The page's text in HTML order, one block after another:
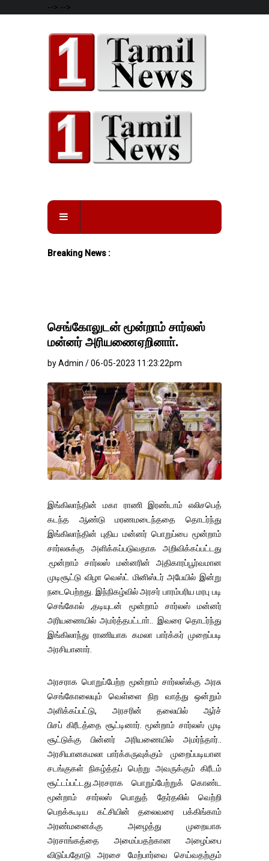
--> -->
Breaking News :
செங்கோலுடன் மூன்றாம் சார்லஸ்
மன்னர் அரியணைஏறினாா்.
by Admin / 06-05-2023 11:23:22pm
இங்கிலாந்தின் மகா ராணி இரண்டாம் எலிசபெத்
கடந்த ஆண்டு மரணமடைந்ததை தொடர்ந்து
இங்கிலாந்தின் புதிய மன்னர் பொறுப்பை மூன்றாம்
சார்லசுக்கு அளிக்கப்படுவதாக அறிவிக்கப்பட்டது
.மூன்றாம் சார்லஸ் மன்னரின் அதிகாரப்பூர்வமான
முடிசூட்டு விழா வெஸ்ட் மினிஸ்டர் அபேயில் இன்று
நடைபெற்றது. இந்நிகழ்வில் அரசர் பாரம்பரிய மரபு படி
செங்கோல் ,தடியுடன் மூன்றாம் சார்லஸ் மன்னர்
அரியணையில் அமர்த்தபட்டாா்.. இவரை தொடர்ந்து
இங்கிலாந்து ராணியாக கமலா பார்க்கர் முறைப்படி
அரசியானார்.
அரசராக பொறுப்பேற்ற மூன்றாம் சார்லஸ்க்கு அரசு
செங்கோலையும் வெள்ளை நிற வாத்து ஒன்றும்
அளிக்கப்பட்டு, அரசரின் தலையில் ஆர்ச்
பிசப் கிரீடத்தை சூட்டினார். மூன்றாம் சார்லஸ் முடி
சூட்டுக்கு பின்னர் அரியணையில் அமர்ந்தார்..
அரசியானகமலா பார்க்கருவுக்கும் முறைப்படியான
சடங்குகள் நிகழ்த்தப் பெற்று அவருக்கும் கிரீடம்
சூட்டப்பட்டது.அரசராக பொறுப்பேற்றுக் கொண்ட
மூன்றாம் சார்லஸ் பொதுத் தேர்தலில் வெற்றி
பெறக்கூடிய கட்சியின் தலைவரை பக்கிங்காம்
அரண்மனைக்கு அழைத்து முறையாக
அரசாங்கத்தை அமைப்பதற்கான அழைப்பை
விடுப்பதோடு அரசை மேற்பார்வை செய்வதற்கும்